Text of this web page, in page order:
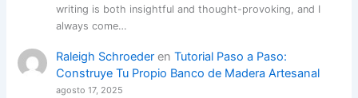
writing is both insightful and thought-provoking, and I
always come…
Raleigh Schroederen Tutorial Paso a Paso:
Construye Tu Propio Banco de Madera Artesanal
agosto 17, 2025